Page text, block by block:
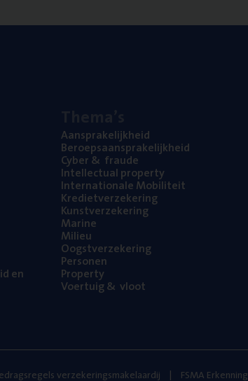
en
Aan­spra­ke­lijk­heid
Beroeps­aan­spra­ke­lijk­heid
Cyber& fraude
Intel­lec­tu­al property
Inter­na­ti­o­na­le Mobiliteit
Kre­diet­ver­ze­ke­ring
Kunst­ver­ze­ke­ring
Mari­ne
Mili­eu
Oogst­ver­ze­ke­ring
Per­so­nen
Pro­per­ty
Voer­tuig& vloot
verzekeringsmakelaardij FSMA Erkenning